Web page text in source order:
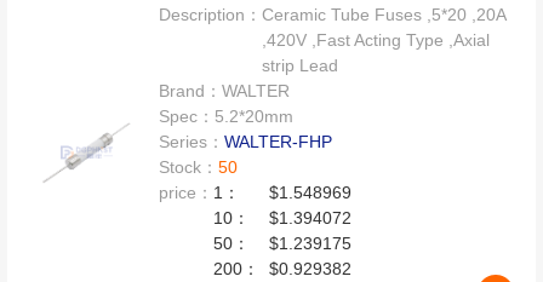
Description：Ceramic Tube Fuses ,5*20 ,20A
,420V ,Fast Acting Type ,Axial
strip Lead
Brand：WALTER
Spec： 5.2*20mm
Series：WALTER-FHP
Stock：50
price： 1：
$1.548969
10：
$1.394072
50：
$1.239175
200：
$0.929382